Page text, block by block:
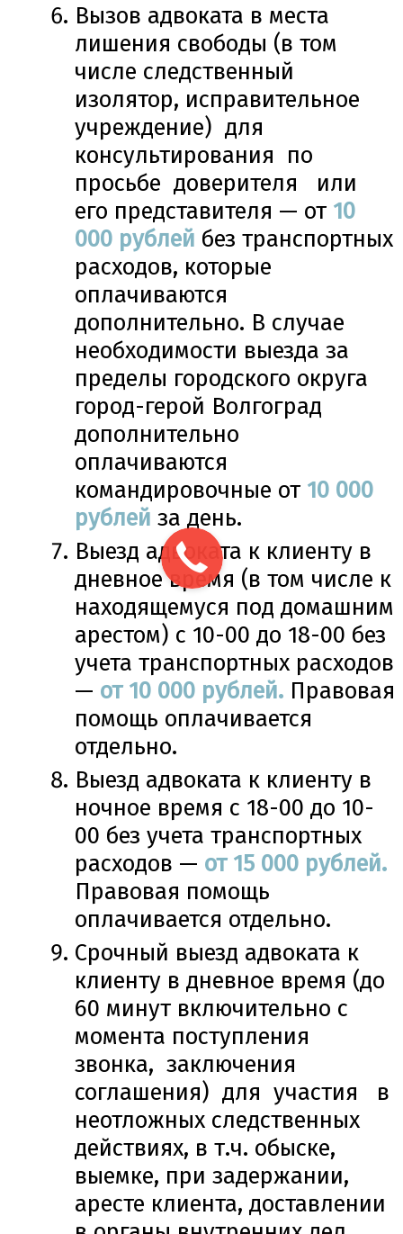
Вызов адвоката в места
лишения свободы (в том
числе следственный
изолятор, исправительное
учреждение) для
консультирования по
просьбе доверителя или
его представителя — от 10
000 рублей без транспортных
расходов, которые
оплачиваются
дополнительно. В случае
необходимости выезда за
пределы городского округа
город-герой Волгоград
дополнительно
оплачиваются
командировочные от 10 000
рублей за день.
Выезд адвоката к клиенту в
дневное время (в том числе к
находящемуся под домашним
арестом) с 10-00 до 18-00 без
учета транспортных расходов
— от 10 000 рублей. Правовая
помощь оплачивается
отдельно.
Выезд адвоката к клиенту в
ночное время с 18-00 до 10-
00 без учета транспортных
расходов — от 15 000 рублей.
Правовая помощь
оплачивается отдельно.
Срочный выезд адвоката к
клиенту в дневное время (до
60 минут включительно с
момента поступления
звонка, заключения
соглашения) для участия в
неотложных следственных
действиях, в т.ч. обыске,
выемке, при задержании,
аресте клиента, доставлении